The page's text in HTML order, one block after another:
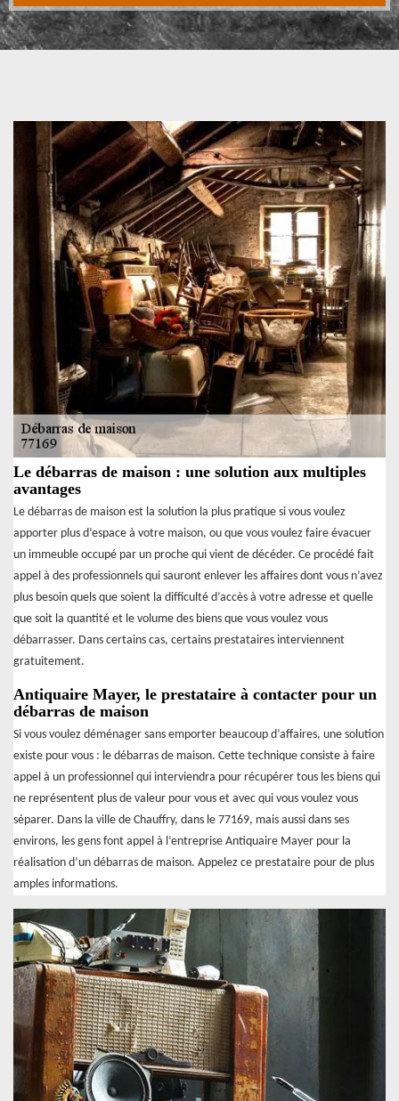
Le débarras de maison : une solution aux multiples
avantages
Le débarras de maison est la solution la plus pratique si vous voulez
apporter plus d’espace à votre maison, ou que vous voulez faire évacuer
un immeuble occupé par un proche qui vient de décéder. Ce procédé fait
appel à des professionnels qui sauront enlever les affaires dont vous n’avez
plus besoin quels que soient la difficulté d’accès à votre adresse et quelle
que soit la quantité et le volume des biens que vous voulez vous
débarrasser. Dans certains cas, certains prestataires interviennent
gratuitement.
Antiquaire Mayer, le prestataire à contacter pour un
débarras de maison
Si vous voulez déménager sans emporter beaucoup d’affaires, une solution
existe pour vous : le débarras de maison. Cette technique consiste à faire
appel à un professionnel qui interviendra pour récupérer tous les biens qui
ne représentent plus de valeur pour vous et avec qui vous voulez vous
séparer. Dans la ville de Chauffry, dans le 77169, mais aussi dans ses
environs, les gens font appel à l’entreprise Antiquaire Mayer pour la
réalisation d’un débarras de maison. Appelez ce prestataire pour de plus
amples informations.